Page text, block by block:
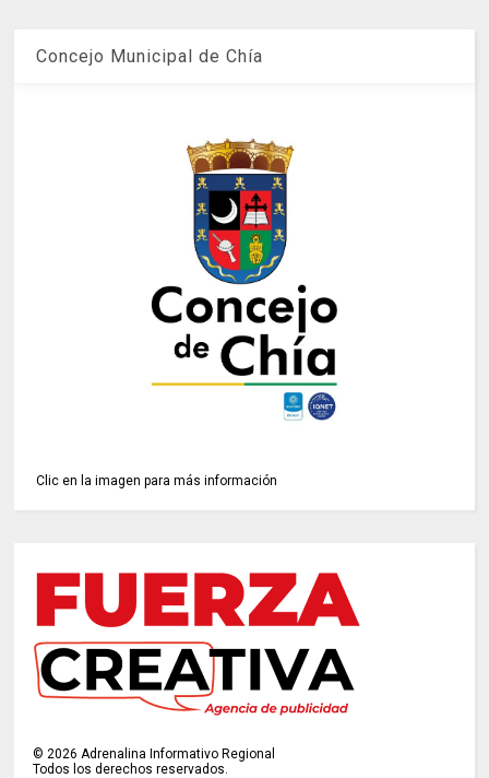
Concejo Municipal de Chía
Clic en la imagen para más información
©2026 Adrenalina Informativo Regional
Todos los derechos reservados.